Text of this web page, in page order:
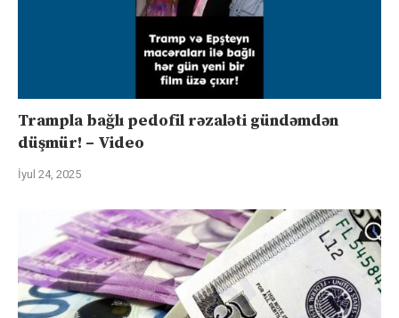
Trampla bağlı pedofil rəzaləti gündəmdən
düşmür! – Video
İyul 24, 2025